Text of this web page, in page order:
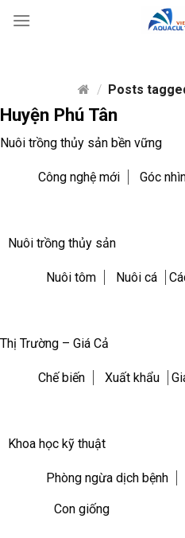
/ Posts
Huyện Phú Tân
Nuôi trồng thủy sản bền vững
Công nghệ mới Góc
Nuôi trồng thủy sản
Nuôi tôm Nuôi cá
Thị Trường – Giá Cả
Chế biến Xuất khẩu
Khoa học kỹ thuật
Phòng ngừa dịch bệnh
Con giống